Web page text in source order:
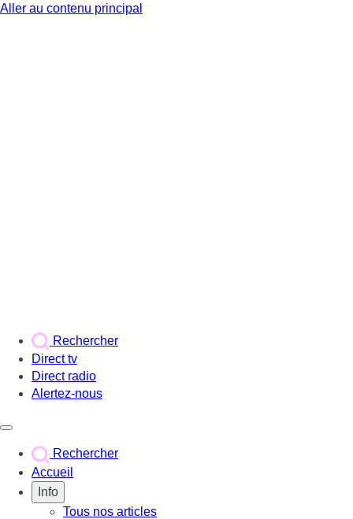
Aller au contenu principal
Rechercher
Direct tv
Direct radio
Alertez-nous
Rechercher
Accueil
Info
Tous nos articles